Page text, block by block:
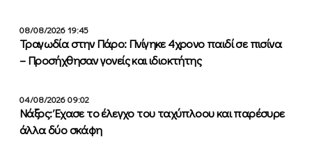
08/08/2026 19:45
Τραγωδία στην Πάρο: Πνίγηκε 4χρονο παιδί σε πισίνα
– Προσήχθησαν γονείς και ιδιοκτήτης
04/08/2026 09:02
Νάξος: Έχασε το έλεγχο του ταχύπλοου και παρέσυρε
άλλα δύο σκάφη